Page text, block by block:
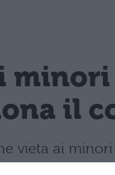
minori
il
vieta ai